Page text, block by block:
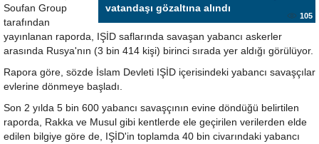
vatandaşı gözaltına alındı
105
Soufan Group
tarafından
yayınlanan raporda, IŞİD saflarında savaşan yabancı askerler
arasında Rusya'nın (3 bin 414 kişi) birinci sırada yer aldığı görülüyor.
Rapora göre, sözde İslam Devleti IŞİD içerisindeki yabancı savaşçılar
evlerine dönmeye başladı.
Son 2 yılda 5 bin 600 yabancı savaşçının evine döndüğü belirtilen
raporda, Rakka ve Musul gibi kentlerde ele geçirilen verilerden elde
edilen bilgiye göre de, IŞİD'in toplamda 40 bin civarındaki yabancı